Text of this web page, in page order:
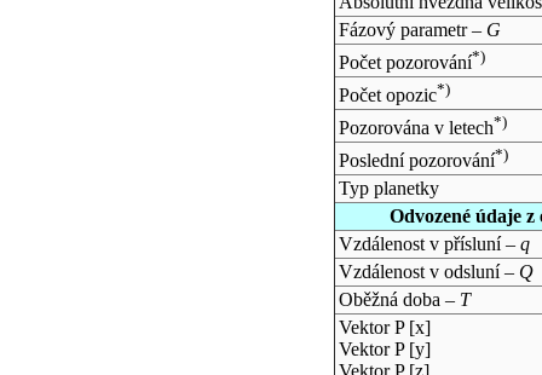
Fázový parametr – G
Počet pozorování*)
Počet opozic*)
Pozorována v letech*)
Poslední pozorování*)
Typ planetky
Odvozené údaje
Vzdálenost v přísluní – q
Vzdálenost v odsluní – Q
Oběžná doba – T
Vektor P [x]
Vektor P [y]
Vektor P [z]